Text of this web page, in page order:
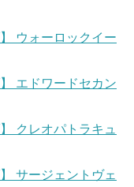
ウォーロックイー
エドワードセカン
クレオパトラキュ
サージェントヴェ